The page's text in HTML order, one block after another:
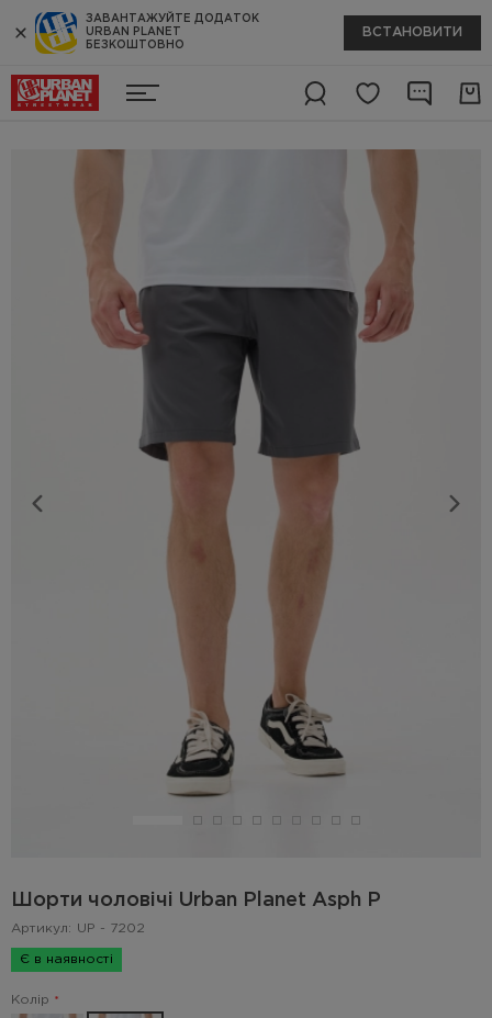
ЗАВАНТАЖУЙТЕ ДОДАТОК
URBAN PLANET
БЕЗКОШТОВНО
ВСТАНОВИТИ
Шорти чоловічі Urban Planet Asph P
Артикул: UP - 7202
Є в наявності
Колір